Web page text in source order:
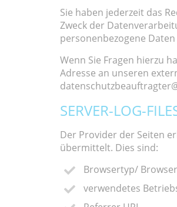
Sie haben jederzeit das
Zweck der
personenbezogene
Wenn Sie Fragen hierzu
Adresse an unseren
SERVER-LOG-
Der Provider der Seiten
übermittelt. Dies sind:
Browsertyp/
verwendetes